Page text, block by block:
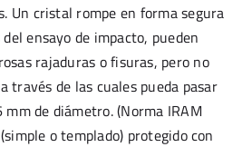
Un cristal rompe en forma segura
ensayo de impacto, pueden
rajaduras o fisuras, pero no
través de las cuales pueda pasar
de diámetro. (Norma IRAM
o templado) protegido con